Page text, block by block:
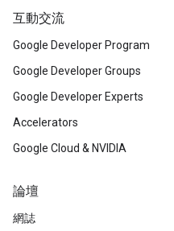
互動交流
Google Developer Program
Google Developer Groups
Google Developer Experts
Accelerators
Google Cloud & NVIDIA
論壇
網誌